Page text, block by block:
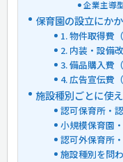
企業主導
保育園の設立にか
1. 物件取得費
2. 内装・設備
3. 備品購入費
4. 広告宣伝費
施設種別ごとに使
認可保育所・
小規模保育園
認可外保育所
施設種別を問